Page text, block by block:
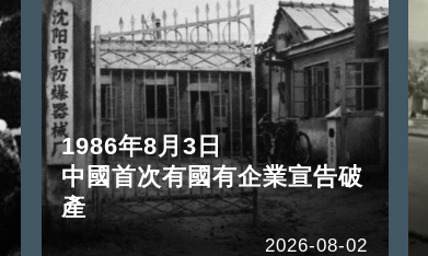
1986年8月3日
中國首次有國有企業宣告破
產
2026-08-02